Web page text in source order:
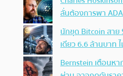
ลั่นต้องการพา
นักขุด Bitcoin สาย
เดียว 6.6 ล้านบาท
Bernstein เตือนหา